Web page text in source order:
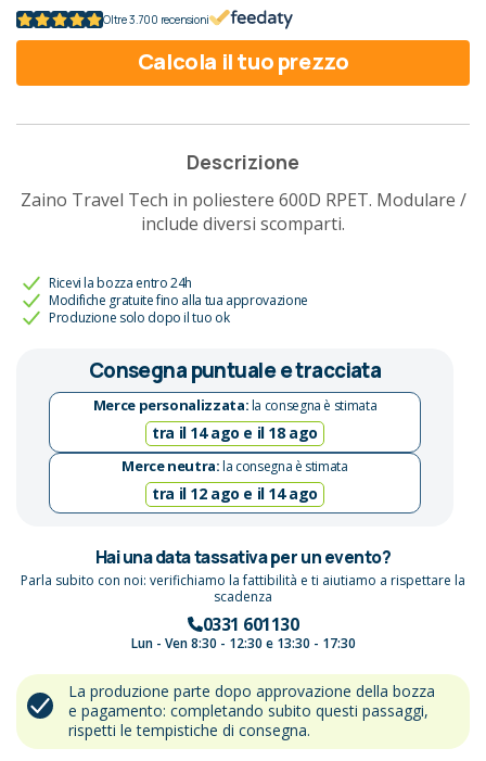
Oltre 3.700 recensioni
Calcola il tuo prezzo
Descrizione
Zaino Travel Tech in poliestere 600D RPET. Modulare /
include diversi scomparti.
Ricevi la bozza entro 24h
Modifiche gratuite fino alla tua approvazione
Produzione solo dopo il tuo ok
Consegna puntuale e tracciata
Merce personalizzata:la consegna è stimata
tra il 14 ago e il 18 ago
Merce neutra:la consegna è stimata
tra il 12 ago e il 14 ago
Hai una data tassativa per un evento?
Parla subito con noi: verifichiamo la fattibilità e ti aiutiamo a rispettare la
scadenza
0331 601130
Lun - Ven 8:30 - 12:30 e 13:30 - 17:30
La produzione parte dopo approvazione della bozza
e pagamento: completando subito questi passaggi,
rispetti le tempistiche di consegna.